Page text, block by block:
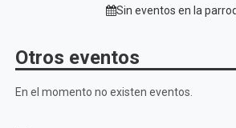
Sin eventos en la
Otros eventos
En el momento no existen eventos.